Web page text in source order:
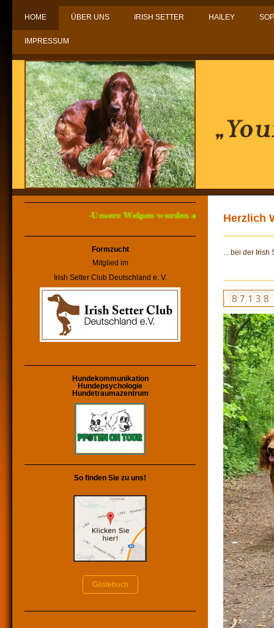
HOME ÜBER UNS IRISH SETTER HAILEY
IMPRESSUM
-Unsere Welpen wurden am 23.12.2025
Formzucht
Mitglied im
Irish Setter Club Deutschland e. V.
Hundekommunikation
Hundepsychologie
Hundetraumazentrum
So finden Sie zu uns!
Gästebuch
Herzlich
... bei der Irish